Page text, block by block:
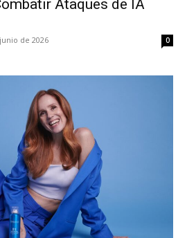
Ataques de IA
de 2026 0